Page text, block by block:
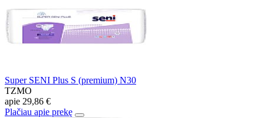
Super SENI Plus S (premium) N30
TZMO
apie 29,86 €
Plačiau apie prekę